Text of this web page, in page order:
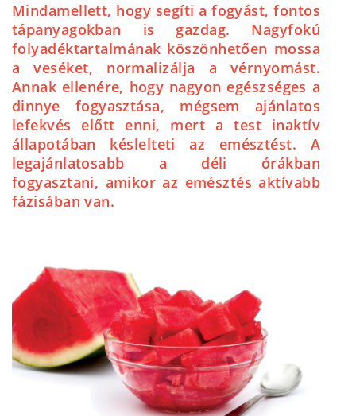
Mindamellett, hogy segíti a fogyást, fontos
tápanyagokban is gazdag. Nagyfokú
folyadéktartalmának köszönhetően mossa
a veséket, normalizálja a vérnyomást.
Annak ellenére, hogy nagyon egészséges a
dinnye fogyasztása, mégsem ajánlatos
lefekvés előtt enni, mert a test inaktív
állapotában késlelteti az emésztést. A
legajánlatosabb a déli órákban
fogyasztani, amikor az emésztés aktívabb
fázisában van.